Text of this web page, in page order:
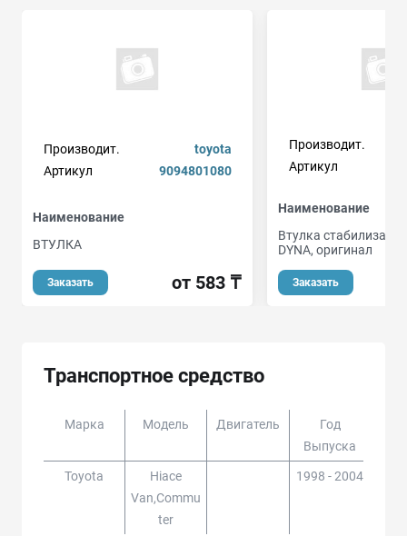
Производит.
toyota
Артикул
9094801080
Наименование
ВТУЛКА
Заказать от 583 ₸
Производит.
Артикул
Наименование
Втулка
DYNA, оригинал
Заказать
Транспортное средство
Марка Модель Двигатель
Год
Выпуска
Toyota
Hiace
Van,commu
Ter
1998 - 2004